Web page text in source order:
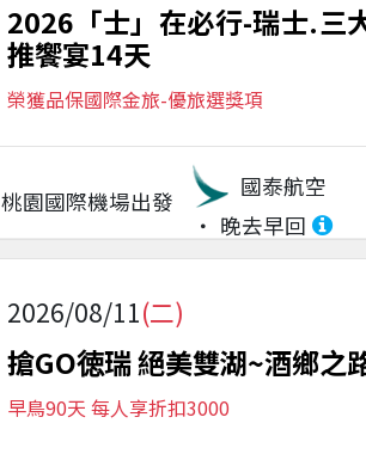
2026「士」在必行-瑞士.三
推饗宴14天
榮獲品保國際金旅-優旅選獎項
桃園國際機場出發
國泰航空
晚去早回
2026/08/11(二)
搶GO徳瑞 絕美雙湖~酒鄉之
早鳥90天 每人享折扣3000